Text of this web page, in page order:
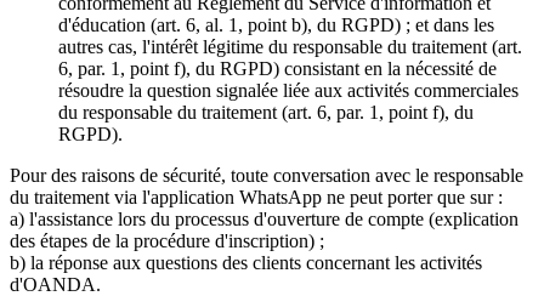
d'éducation (art. 6, al. 1, point b), du RGPD) ; et dans les
autres cas, l'intérêt légitime du responsable du traitement (art.
6, par. 1, point f), du RGPD) consistant en la nécessité de
résoudre la question signalée liée aux activités commerciales
du responsable du traitement (art. 6, par. 1, point f), du
RGPD).
Pour des raisons de sécurité, toute conversation avec le responsable
du traitement via l'application WhatsApp ne peut porter que sur :
a) l'assistance lors du processus d'ouverture de compte (explication
des étapes de la procédure d'inscription) ;
b) la réponse aux questions des clients concernant les activités
d'OANDA.